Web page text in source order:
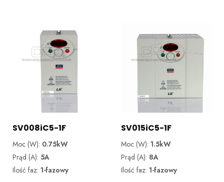
SV008iC5-1F
Moc (W): 0.75kW
Prąd (A): 5A
Ilość faz: 1-fazowy
SV015iC5-1F
Moc (W):1.5kW
Prąd (A): 8A
Ilość faz:1-fazowy